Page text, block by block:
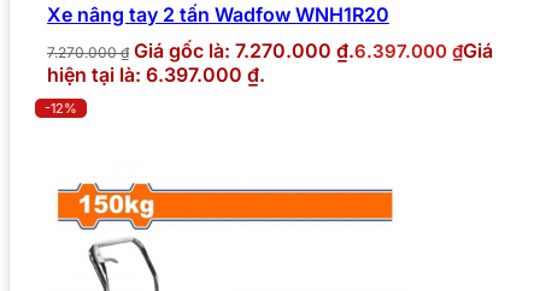
Xe nâng tay 2 tấn Wadfow WNH1R20
7.270.000₫ Giá gốc là: 7.270.000 ₫.6.397.000 ₫Giá
hiện tại là: 6.397.000 ₫.
-12%